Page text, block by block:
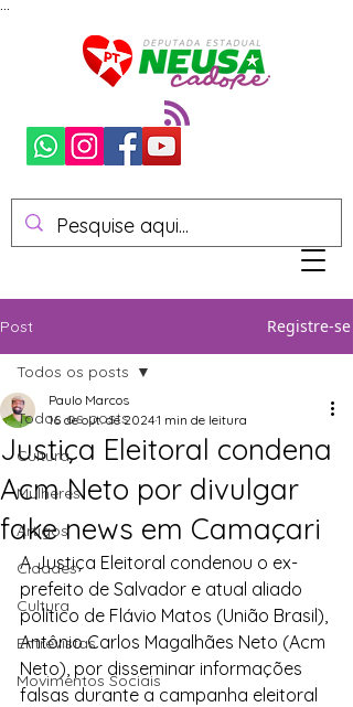
Post Registre-se
Todos os posts
Cultura
Mulheres
Artigos
Cidades
Cultura
Entrevistas
Movimentos Sociais
Todos os posts
Justiça Eleitoral condena
Acm Neto por divulgar
fake news em Camaçari
Paulo Marcos
16 de out. de 20241 min de leitura
A Justiça Eleitoral condenou o ex-
prefeito de Salvador e atual aliado
político de Flávio Matos (União Brasil),
Antônio Carlos Magalhães Neto (Acm
Neto), por disseminar informações
falsas durante a campanha eleitoral